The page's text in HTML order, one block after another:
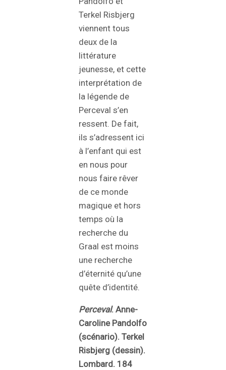
Terkel Risbjerg
viennent tous
deux de la
littérature
jeunesse, et cette
interprétation de
la légende de
Perceval s’en
ressent. De fait,
ils s’adressent ici
à l’enfant qui est
en nous pour
nous faire rêver
de ce monde
magique et hors
temps où la
recherche du
Graal est moins
une recherche
d’éternité qu’une
quête d’identité.
Perceval. Anne-
Caroline Pandolfo
(scénario). Terkel
Risbjerg (dessin).
Lombard. 184